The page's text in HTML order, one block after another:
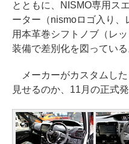
とともに、NISMO専用ス
ーター（nismoロゴ入り
用本革巻シフトノブ（レ
装備で差別化を図っている
メーカーがカスタムし
見せるのか、11月の正式